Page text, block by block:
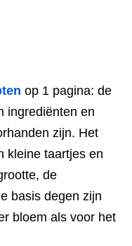
op 1 pagina: de
ingrediënten en
zijn. Het
kleine taartjes en
de
basis degen zijn
bloem als voor het